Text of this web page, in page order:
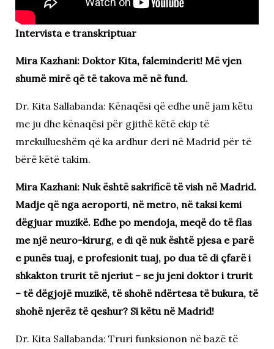
Intervista e transkriptuar
Mira Kazhani: Doktor Kita, faleminderit! Më vjen
shumë mirë që të takova më në fund.
Dr. Kita Sallabanda: Kënaqësi që edhe unë jam këtu
me ju dhe kënaqësi për gjithë këtë ekip të
mrekullueshëm që ka ardhur deri në Madrid për të
bërë këtë takim.
Mira Kazhani: Nuk është sakrificë të vish në Madrid.
Madje që nga aeroporti, në metro, në taksi kemi
dëgjuar muzikë. Edhe po mendoja, meqë do të flas
me një neuro-kirurg, e di që nuk është pjesa e parë
e punës tuaj, e profesionit tuaj, po dua të di çfarë i
shkakton trurit të njeriut – se ju jeni doktor i trurit
– të dëgjojë muzikë, të shohë ndërtesa të bukura, të
shohë njerëz të qeshur? Si këtu në Madrid!
Dr. Kita Sallabanda: Truri funksionon në bazë të